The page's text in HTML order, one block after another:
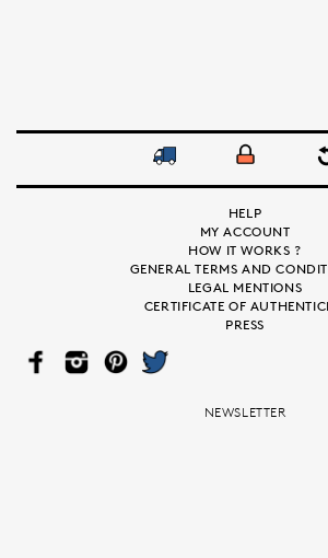
HELP
MY ACCOUNT
HOW IT WORKS ?
GENERAL TERMS AND
LEGAL MENTIONS
CERTIFICATE OF
PRESS
FAC
EB
INS
TAG
PIN
TER
TWI
TTE
NEWSLETTER